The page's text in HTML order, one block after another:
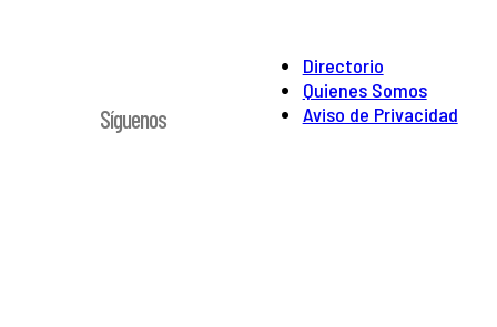
Directorio
Quienes Somos
Aviso de Privacidad
Síguenos